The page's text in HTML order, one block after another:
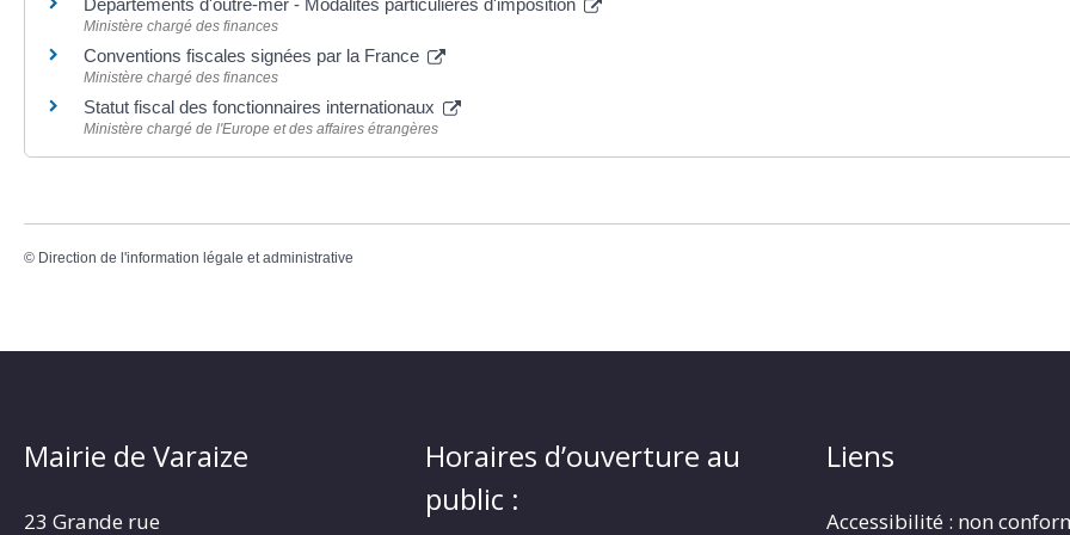
Départements d'outre-mer - Modalités particulières d'imposition
Ministère chargé des finances
Conventions fiscales signées par la France
Ministère chargé des finances
Statut fiscal des fonctionnaires internationaux
Ministère chargé de l'Europe et des affaires étrangères
© Direction de l'information légale et administrative
Mairie de Varaize
23 Grande rue
Horaires d’ouverture au
public :
Liens
Accessibilité : non